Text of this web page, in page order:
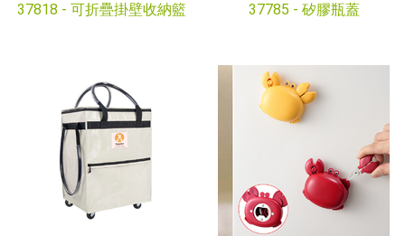
37818 - 可折疊掛壁收納籃 37785 - 矽膠瓶蓋